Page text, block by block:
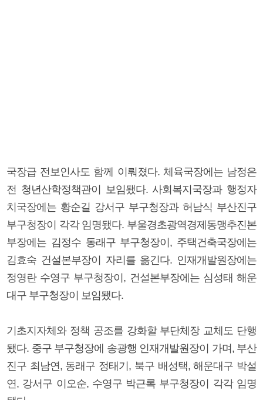
국장급 전보인사도 함께 이뤄졌다. 체육국장에는 남정은
전 청년산학정책관이 보임됐다. 사회복지국장과 행정자
치국장에는 황순길 강서구 부구청장과 허남식 부산진구
부구청장이 각각 임명됐다. 부울경초광역경제동맹추진본
부장에는 김정수 동래구 부구청장이, 주택건축국장에는
김효숙 건설본부장이 자리를 옮긴다. 인재개발원장에는
정영란 수영구 부구청장이, 건설본부장에는 심성태 해운
대구 부구청장이 보임됐다.
기초지자체와 정책 공조를 강화할 부단체장 교체도 단행
됐다. 중구 부구청장에 송광행 인재개발원장이 가며, 부산
진구 최남연, 동래구 정태기, 북구 배성택, 해운대구 박설
연, 강서구 이오순, 수영구 박근록 부구청장이 각각 임명